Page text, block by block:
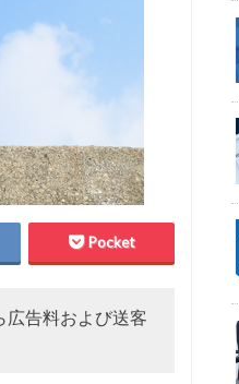
Pocket
広告料および送客